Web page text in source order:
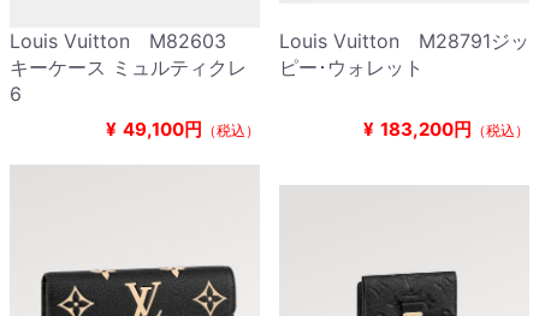
Louis Vuitton M82603
キーケース ミュルティクレ
6
¥ 49,100円 （税込）
Louis Vuitton M28791ジッ
ピー･ウォレット
¥ 183,200円 （税込）